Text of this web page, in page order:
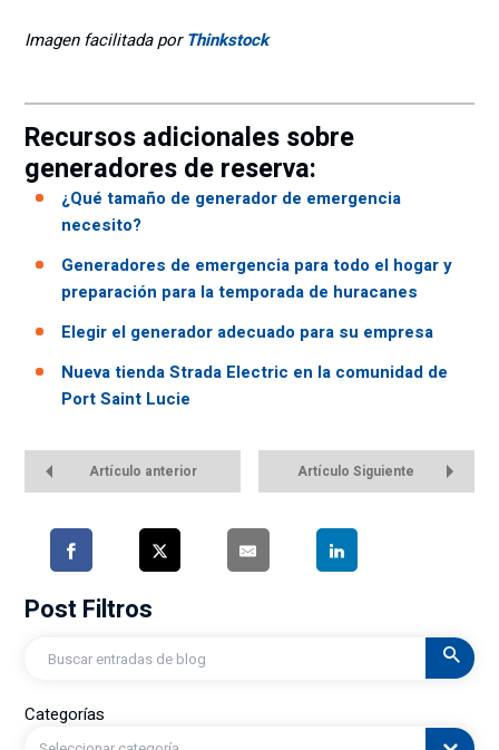
Imagen facilitada porThinkstock
Recursos adicionales sobre
generadores de reserva:
¿Qué tamaño de generador de emergencia
necesito?
Generadores de emergencia para todo el hogar y
preparación para la temporada de huracanes
Elegir el generador adecuado para su empresa
Nueva tienda Strada Electric en la comunidad de
Port Saint Lucie
Artículo anterior Artículo Siguiente
Post Filtros
Buscar
en
Categorías